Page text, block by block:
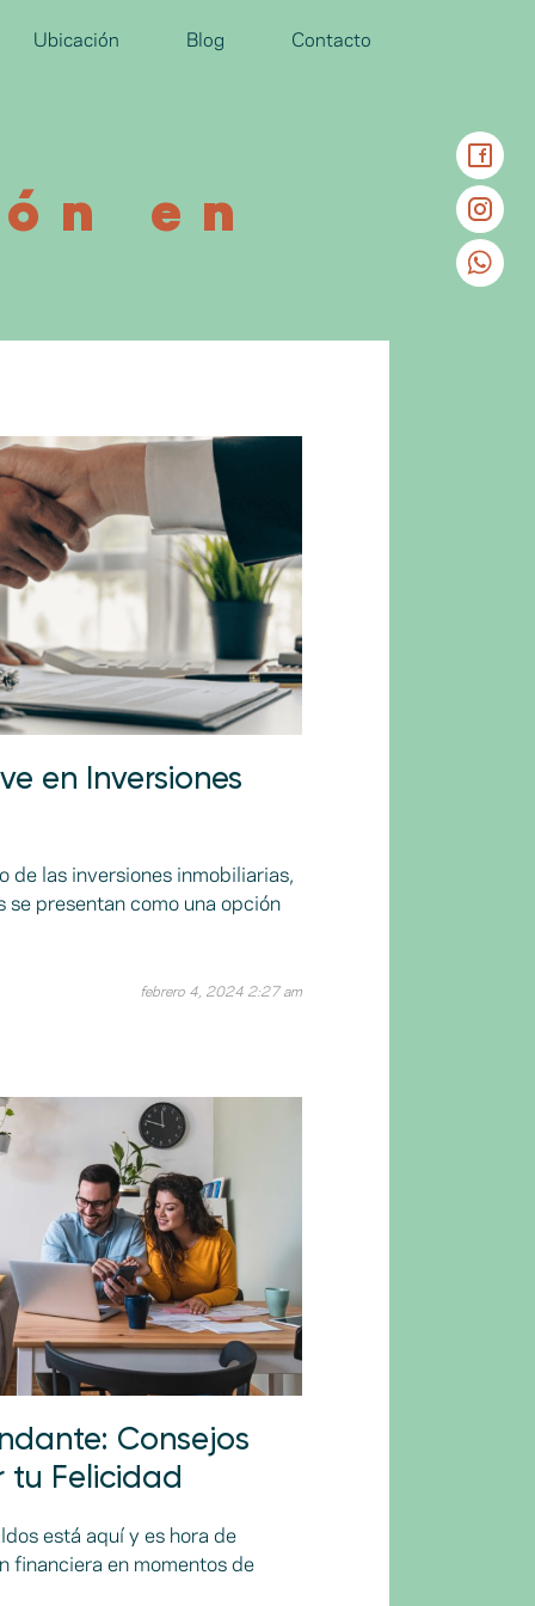
Ubicación Blog Contacto
en
en Inversiones
de las inversiones inmobiliarias,
se presentan como una opción
febrero 4, 2024 2:27 am
Consejos
tu Felicidad
está aquí y es hora de
financiera en momentos de